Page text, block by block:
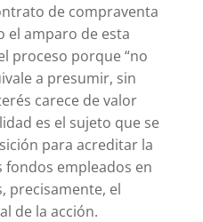
de compraventa
el amparo de esta
proceso porque “no
a presumir, sin
carece de valor
es el sujeto que se
para acreditar la
empleados en
precisamente, el
de la acción.